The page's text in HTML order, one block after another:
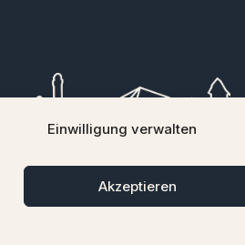
Einwilligung verwalten
Akzeptieren